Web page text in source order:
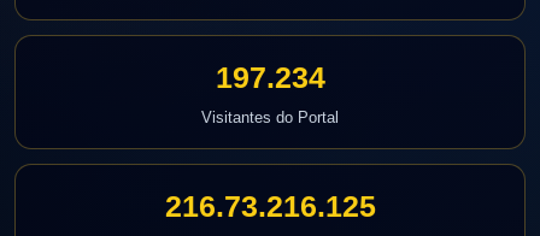
197.234
Visitantes do Portal
216.73.216.125